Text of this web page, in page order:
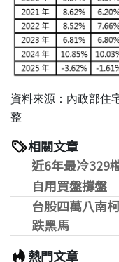
資料來源：內政部住
整
相關文章
近6年最冷329
自用買盤撐盤
台股四萬八南
跌黑馬
熱門文章